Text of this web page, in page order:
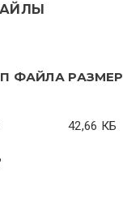
ФАЙЛА РАЗМЕР
42,66 КБ